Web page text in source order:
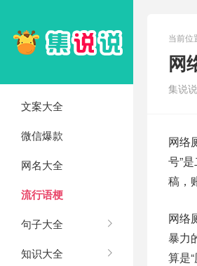
文案大全
微信爆款
网名大全
流行语梗
句子大全
知识大全
当前位
网
集说
网络
号”
稿，
网络
暴力
算是“